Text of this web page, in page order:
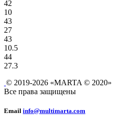
42
10
43
27
43
10.5
44
27.3
© 2019-2026 «MARTA © 2020»
Все права защищены
Email info@multimarta.com